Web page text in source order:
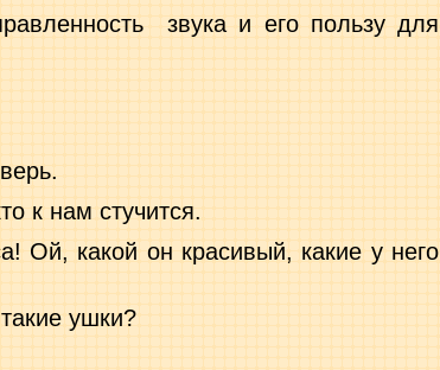
звука и его пользу для
к нам стучится.
Ой, какой он красивый, какие у него
ушки?